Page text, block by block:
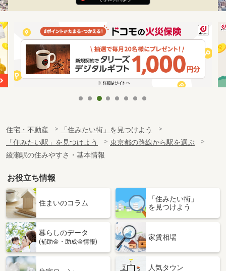
住宅・不動産
「住みたい街」を見つけよう
「住みたい駅」を見つけよう
東京都の路線から駅を選ぶ
綾瀬駅の住みやすさ・基本情報
お役立ち情報
住まいのコラム
「住みたい街」
を見つけよう
暮らしのデータ
(補助金・助成金情報)
家賃相場
人気タウン